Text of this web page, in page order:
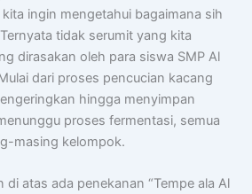
ingin mengetahui bagaimana sih
tidak serumit yang kita
dirasakan oleh para siswa SMP Al
dari proses pencucian kacang
hingga menyimpan
proses fermentasi, semua
masing kelompok.
di atas ada penekanan “Tempe ala Al